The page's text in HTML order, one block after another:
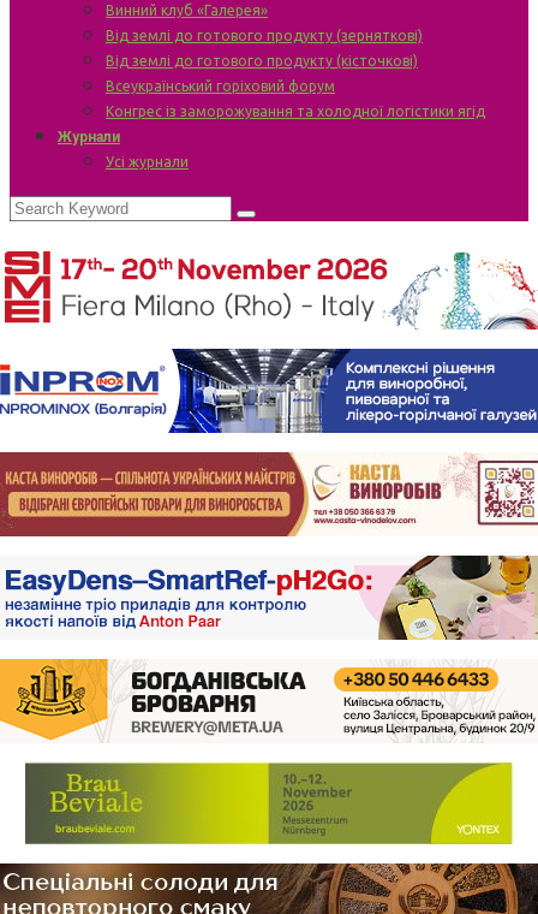
Винний клуб «Галерея»
Від землі до готового продукту (зерняткові)
Від землі до готового продукту (кісточкові)
Всеукраїнський горіховий форум
Конгрес із заморожування та холодної логістики ягід
Журнали
Усі журнали